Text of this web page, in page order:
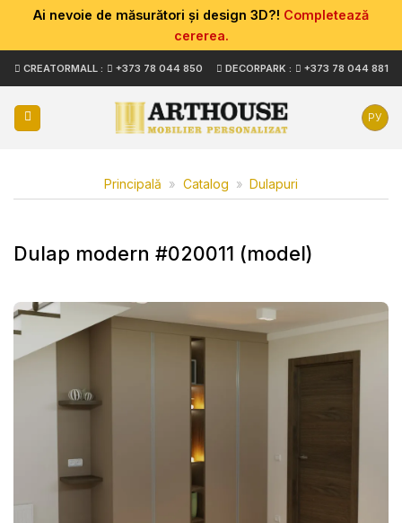
Ai nevoie de măsurători și design 3D?! Completează
cererea.
CREATORMALL : +373 78 044 850 DECORPARK : +373 78 044 881
РУ
Principală » Catalog » Dulapuri
Dulap modern #020011 (model)